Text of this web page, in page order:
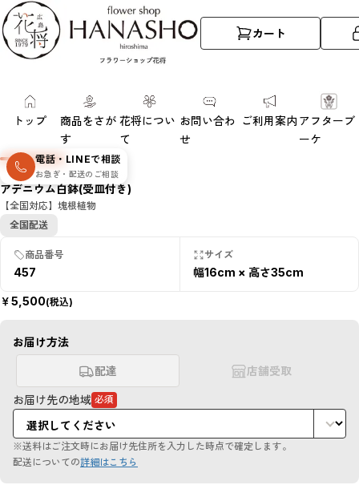
カート
トップ
商品をさが
す
花将につい
て
お問い合わ
せ
ご利用案内 アフターブ
ーケ
SOLD
OUT
数量限定・売
切れ
アデニウム白鉢(受皿付き)
【全国対応】塊根植物
全国配送
商品番号
457
サイズ
幅16cm × 高さ35cm
￥5,500(税込)
お届け方法
配達 店舗受取
お届け先の地域 必須
（必
須
項
目）
※送料はご注文時にお届け先住所を入力した時点で確定します。
配送についての詳細はこちら
電話・LINEで相談
お急ぎ・配送のご相談